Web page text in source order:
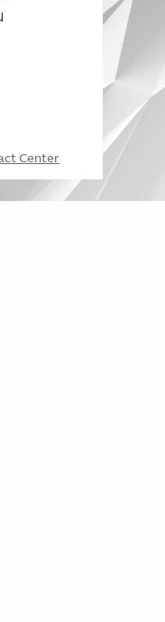
Center